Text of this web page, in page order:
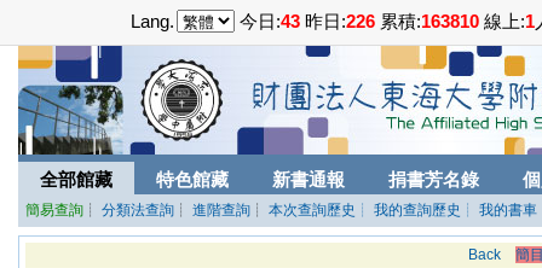
Lang. 今日:43 昨日:226 累積:163810 線上:1
全部館藏 特色館藏 新書通報 捐書芳名錄
簡易查詢 ┊ 分類法查詢 ┊ 進階查詢 ┊ 本次查詢歷史 ┊ 我的查詢歷史 ┊ 我的書車
Back 簡